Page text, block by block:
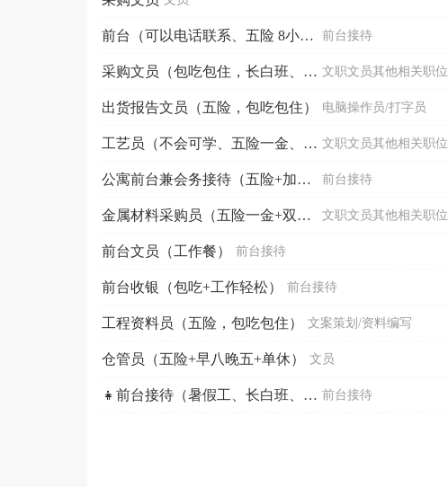
前台（可以电话联系、五险 8小时工作） 前台接待
采购文员（包吃包住，长白班、五险，福利待遇好） 文职文员其他相关职位
出货报告文员（五险，包吃包住） 电脑操作员/打字员
工艺员（不会可学、五险一金、8小时长白班、工作餐、节... 文职文员其他相关职位
公寓前台兼会务接待（五险+加班补助） 前台接待
金属材料采购员（五险一金+双休+包吃住） 文职文员其他相关职位
前台文员（工作餐） 前台接待
前台收银（包吃+工作轻松） 前台接待
工程资料员（五险，包吃包住） 文案策划/资料编写
仓管员（五险+早八晚五+单休） 文员
👧前台接待（暑假工、长白班、文化中心店） 前台接待